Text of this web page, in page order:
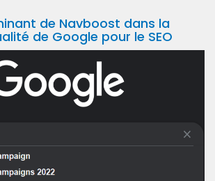
de Navboost dans la
de Google pour le SEO